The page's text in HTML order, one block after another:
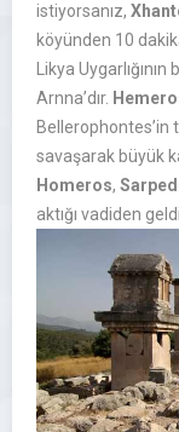
istiyorsanız,
köyünden 10
Likya
Arnna’dır.
Bellerophontes’in
savaşarak büyük
Homeros,
aktığı vadiden